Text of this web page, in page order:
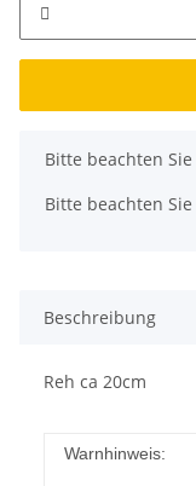
x
Bitte beachten
Bitte beachten
Beschreibung
Reh ca 20cm
Warnhinweis: